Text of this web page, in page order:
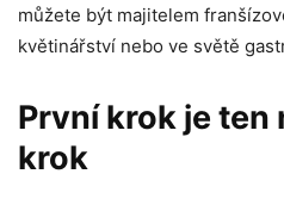
můžete být majitelem
květinářství nebo ve světě
První krok je
krok